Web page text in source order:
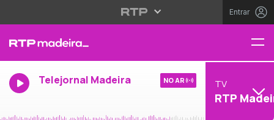
Entrar
Telejornal Madeira NO AR TV
RTP